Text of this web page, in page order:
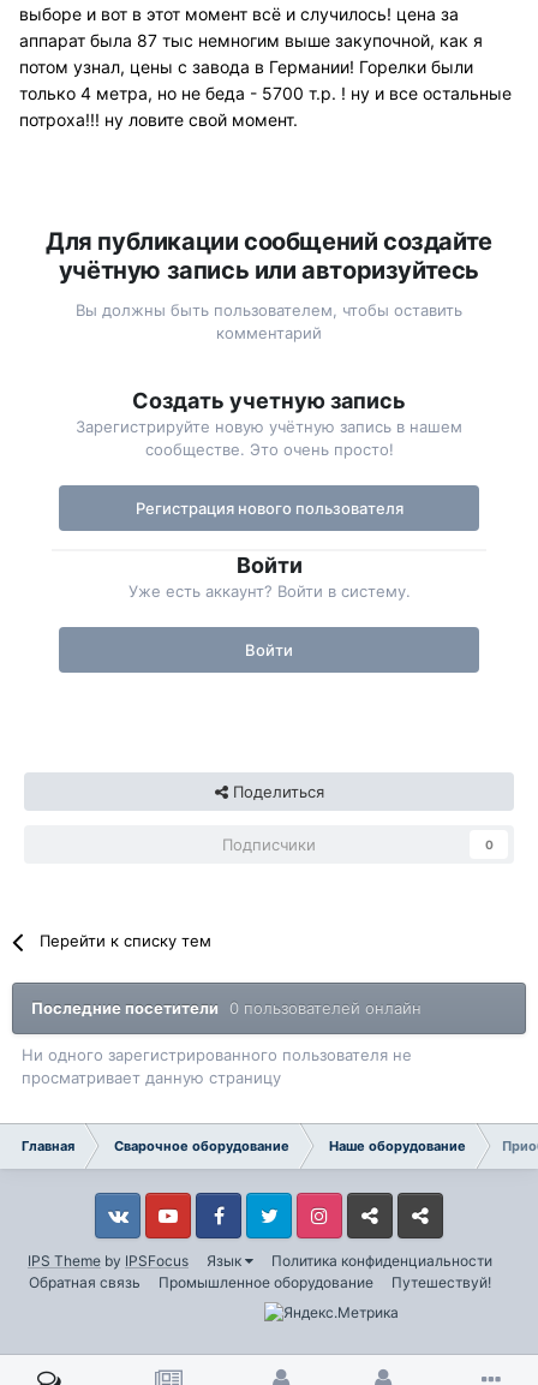
выборе и вот в этот момент всё и случилось! цена за
аппарат была 87 тыс немногим выше закупочной, как я
потом узнал, цены с завода в Германии! Горелки были
только 4 метра, но не беда - 5700 т.р. ! ну и все остальные
потроха!!! ну ловите свой момент.
Для публикации сообщений создайте
учётную запись или авторизуйтесь
Вы должны быть пользователем, чтобы оставить
комментарий
Создать учетную запись
Зарегистрируйте новую учётную запись в нашем
сообществе. Это очень просто!
Регистрация нового пользователя
Войти
Уже есть аккаунт? Войти в систему.
Войти
Поделиться
Подписчики 0
Перейти к списку тем
Последние посетители 0 пользователей онлайн
Ни одного зарегистрированного пользователя не
просматривает данную страницу
Главная Сварочное оборудование Наше оборудование
IPS Theme by IPSFocus Язык
Политика конфиденциальности
Обратная связь
Промышленное оборудование Путешествуй!
VkontakteYouTube FacebookTwitter InstagramLivejournalOdnoklassniki